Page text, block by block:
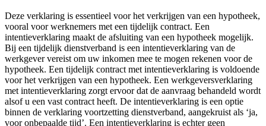
Deze verklaring is essentieel voor het verkrijgen van een hypotheek,
vooral voor werknemers met een tijdelijk contract. Een
intentieverklaring maakt de afsluiting van een hypotheek mogelijk.
Bij een tijdelijk dienstverband is een intentieverklaring van de
werkgever vereist om uw inkomen mee te mogen rekenen voor de
hypotheek. Een tijdelijk contract met intentieverklaring is voldoende
voor het verkrijgen van een hypotheek. Een werkgeversverklaring
met intentieverklaring zorgt ervoor dat de aanvraag behandeld wordt
alsof u een vast contract heeft. De intentieverklaring is een optie
binnen de verklaring voortzetting dienstverband, aangekruist als ‘ja,
voor onbepaalde tijd’. Een intentieverklaring is echter geen